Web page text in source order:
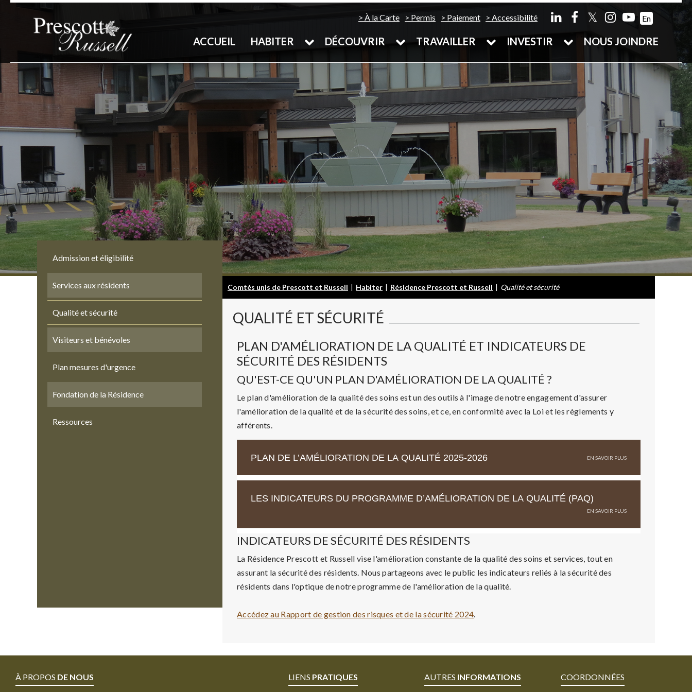
À la Carte Permis Paiement Accessibilité 𝕏 En
ACCUEIL HABITER DÉCOUVRIR TRAVAILLER INVESTIR NOUS JOINDRE
Admission et éligibilité
Services aux résidents
Qualité et sécurité
Visiteurs et bénévoles
Plan mesures d'urgence
Fondation de la Résidence
Ressources
Comtés unis de Prescott et Russell | Habiter | Résidence Prescott et Russell | Qualité et sécurité
QUALITÉ ET SÉCURITÉ
PLAN D'AMÉLIORATION DE LA QUALITÉ ET INDICATEURS DE
SÉCURITÉ DES RÉSIDENTS
QU'EST-CE QU'UN PLAN D'AMÉLIORATION DE LA QUALITÉ ?
Le plan d'amélioration de la qualité des soins est un des outils à l'image de notre engagement d'assurer
l'amélioration de la qualité et de la sécurité des soins, et ce, en conformité avec la Loi et les règlements y
afférents.
PLAN DE L’AMÉLIORATION DE LA QUALITÉ 2025-2026
LES INDICATEURS DU PROGRAMME D’AMÉLIORATION DE LA QUALITÉ (PAQ)
INDICATEURS DE SÉCURITÉ DES RÉSIDENTS
La Résidence Prescott et Russell vise l'amélioration constante de la qualité des soins et services, tout en
assurant la sécurité des résidents. Nous partageons avec le public les indicateurs reliés à la sécurité des
résidents dans l'optique de notre programme de l'amélioration de la qualité.
Accédez au Rapport de gestion des risques et de la sécurité 2024.
À PROPOS DE NOUS LIENS PRATIQUES AUTRES INFORMATIONS COORDONNÉES